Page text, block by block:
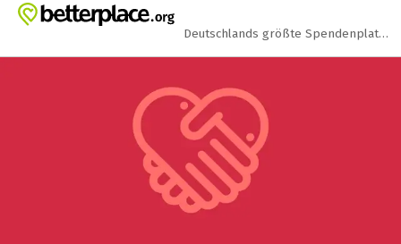
Zum Hauptinhalt springen
Erklärung zur Barrierefreiheit anzeigen
Deutschlands größte Spendenplattform